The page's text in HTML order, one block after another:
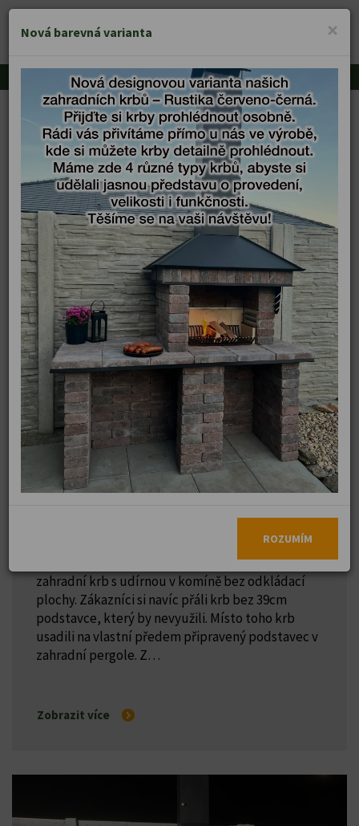
×
Nová barevná varianta
ROZUMÍM
KRBY VĚŘÍŠ
Zahradní krby
Realizace Stavba zahradních krbů
Stavba zahradních krbů
Cihlový krb je dominantou, která dodá každé zahradě
atmosféru, teplo i prostor pro společná setkání. Stavíme
zahradní krby s udírnou, které nejen skvěle vypadají, ale také
dlouhodobě slouží. Prohlédněte si přehled našich realizací a
nechte se inspirovat pro svůj vlastní projekt.
Dodávka zahradního krbu s udírnou bez
podstavce Praha
Našim zákazníkům v Praze jsme dodali bílý
zahradní krb s udírnou v komíně bez odkládací
plochy. Zákazníci si navíc přáli krb bez 39cm
podstavce, který by nevyužili. Místo toho krb
usadili na vlastní předem připravený podstavec v
zahradní pergole. Z…
Zobrazit více